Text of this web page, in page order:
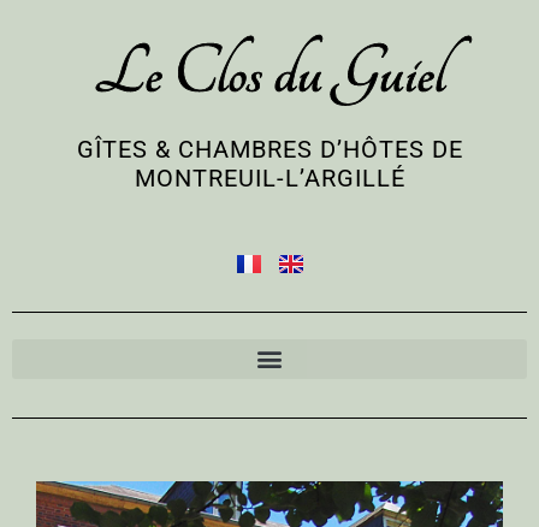
Le Clos du Guiel
GÎTES & CHAMBRES D’HÔTES DE
MONTREUIL-L’ARGILLÉ